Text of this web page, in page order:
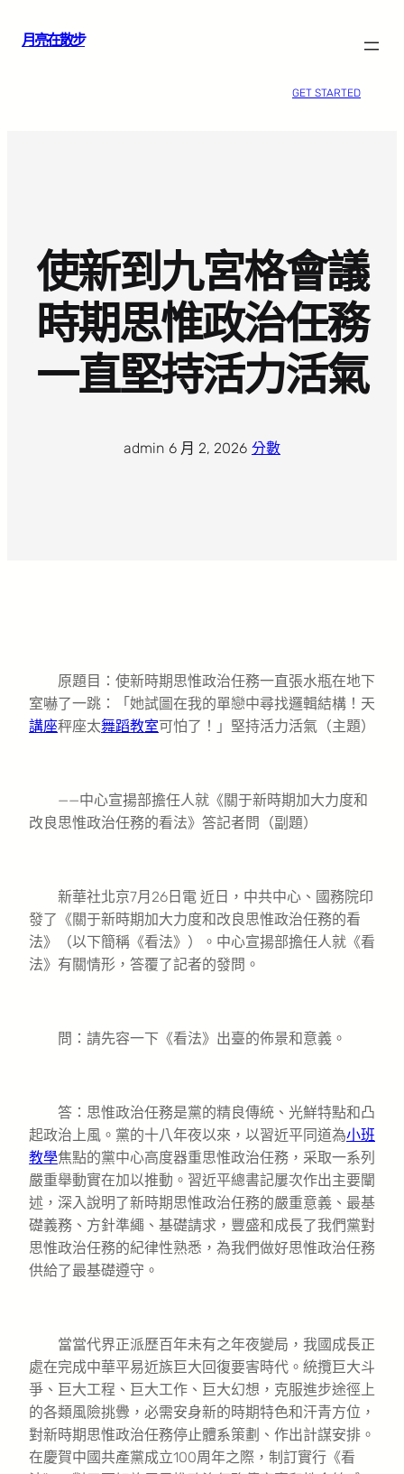
月亮在散步
GET STARTED
使新到九宮格會議
時期思惟政治任務
一直堅持活力活氣
admin 6 月 2, 2026 分數
原題目：使新時期思惟政治任務一直張水瓶在地下
室嚇了一跳：「她試圖在我的單戀中尋找邏輯結構！天
講座秤座太舞蹈教室可怕了！」堅持活力活氣（主題）
——中心宣揚部擔任人就《關于新時期加大力度和
改良思惟政治任務的看法》答記者問（副題）
新華社北京7月26日電 近日，中共中心、國務院印
發了《關于新時期加大力度和改良思惟政治任務的看
法》（以下簡稱《看法》）。中心宣揚部擔任人就《看
法》有關情形，答覆了記者的發問。
問：請先容一下《看法》出臺的佈景和意義。
答：思惟政治任務是黨的精良傳統、光鮮特點和凸
起政治上風。黨的十八年夜以來，以習近平同道為小班
教學焦點的黨中心高度器重思惟政治任務，采取一系列
嚴重舉動實在加以推動。習近平總書記屢次作出主要闡
述，深入說明了新時期思惟政治任務的嚴重意義、最基
礎義務、方針準繩、基礎請求，豐盛和成長了我們黨對
思惟政治任務的紀律性熟悉，為我們做好思惟政治任務
供給了最基礎遵守。
當當代界正派歷百年未有之年夜變局，我國成長正
處在完成中華平易近族巨大回復要害時代。統攬巨大斗
爭、巨大工程、巨大工作、巨大幻想，克服進步途徑上
的各類風險挑釁，必需安身新的時期特色和汗青方位，
對新時期思惟政治任務停止體系策劃、作出計謀安排。
在慶賀中國共產黨成立100周年之際，制訂實行《看